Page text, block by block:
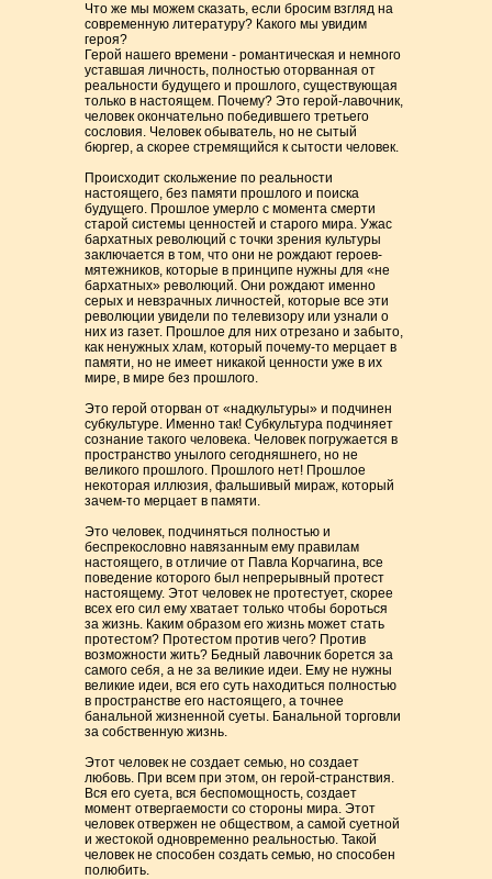
Что же мы можем сказать, если бросим взгляд на
современную литературу? Какого мы увидим
героя?
Герой нашего времени - романтическая и немного
уставшая личность, полностью оторванная от
реальности будущего и прошлого, существующая
только в настоящем. Почему? Это герой-лавочник,
человек окончательно победившего третьего
сословия. Человек обыватель, но не сытый
бюргер, а скорее стремящийся к сытости человек.
Происходит скольжение по реальности
настоящего, без памяти прошлого и поиска
будущего. Прошлое умерло с момента смерти
старой системы ценностей и старого мира. Ужас
бархатных революций с точки зрения культуры
заключается в том, что они не рождают героев-
мятежников, которые в принципе нужны для «не
бархатных» революций. Они рождают именно
серых и невзрачных личностей, которые все эти
революции увидели по телевизору или узнали о
них из газет. Прошлое для них отрезано и забыто,
как ненужных хлам, который почему-то мерцает в
памяти, но не имеет никакой ценности уже в их
мире, в мире без прошлого.
Это герой оторван от «надкультуры» и подчинен
субкультуре. Именно так! Субкультура подчиняет
сознание такого человека. Человек погружается в
пространство унылого сегодняшнего, но не
великого прошлого. Прошлого нет! Прошлое
некоторая иллюзия, фальшивый мираж, который
зачем-то мерцает в памяти.
Это человек, подчиняться полностью и
беспрекословно навязанным ему правилам
настоящего, в отличие от Павла Корчагина, все
поведение которого был непрерывный протест
настоящему. Этот человек не протестует, скорее
всех его сил ему хватает только чтобы бороться
за жизнь. Каким образом его жизнь может стать
протестом? Протестом против чего? Против
возможности жить? Бедный лавочник борется за
самого себя, а не за великие идеи. Ему не нужны
великие идеи, вся его суть находиться полностью
в пространстве его настоящего, а точнее
банальной жизненной суеты. Банальной торговли
за собственную жизнь.
Этот человек не создает семью, но создает
любовь. При всем при этом, он герой-странствия.
Вся его суета, вся беспомощность, создает
момент отвергаемости со стороны мира. Этот
человек отвержен не обществом, а самой суетной
и жестокой одновременно реальностью. Такой
человек не способен создать семью, но способен
полюбить.